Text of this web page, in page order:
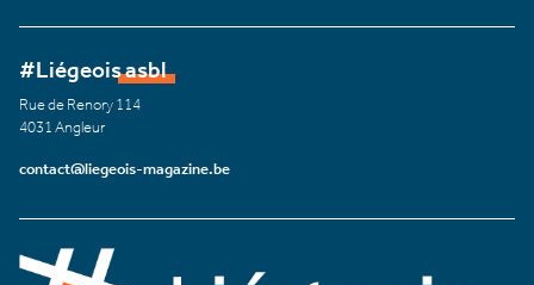
#Liégeois asbl
Rue de Renory 114
4031 Angleur
contact@liegeois-magazine.be